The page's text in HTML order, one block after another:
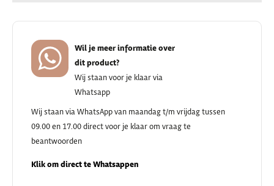
Wil je meer informatie over
dit product?
Wij staan voor je klaar via
Whatsapp
Wij staan via WhatsApp van maandag t/m vrijdag tussen
09.00 en 17.00 direct voor je klaar om vraag te
beantwoorden
Klik om direct te Whatsappen